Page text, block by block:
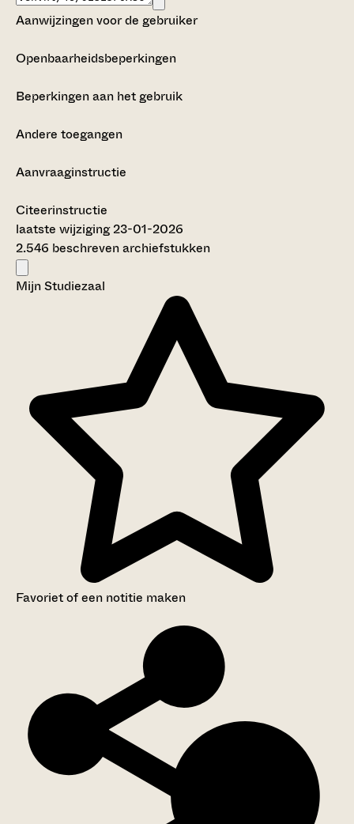
Aanwijzingen voor de gebruiker
Openbaarheidsbeperkingen
Beperkingen aan het gebruik
Andere toegangen
Aanvraaginstructie
Citeerinstructie
laatste wijziging 23-01-2026
2.546 beschreven archiefstukken
Mijn Studiezaal
Favoriet of een notitie maken